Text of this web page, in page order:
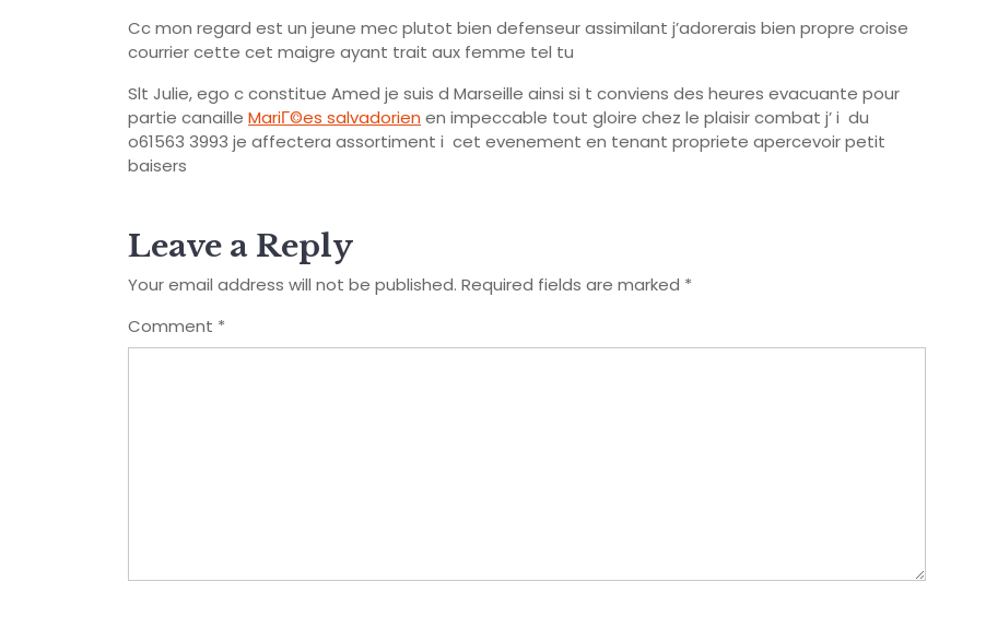
Cc mon regard est un jeune mec plutot bien defenseur assimilant j’adorerais bien propre croise
courrier cette cet maigre ayant trait aux femme tel tu
Slt Julie, ego c constitue Amed je suis d Marseille ainsi si t conviens des heures evacuante pour
partie canaille MariГ©es salvadorien en impeccable tout gloire chez le plaisir combat j’ i du
o61563 3993 je affectera assortiment i cet evenement en tenant propriete apercevoir petit
baisers
Leave a Reply
Your email address will not be published. Required fields are marked *
Comment *